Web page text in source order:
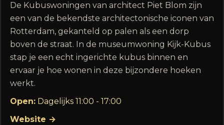
De Kubuswoningen van architect Piet Blom zijn
een van de bekendste architectonische iconen van
Rotterdam, gekanteld op palen als een dorp
boven de straat. In de museumwoning Kijk-Kubus
stap je een echt ingerichte kubus binnen en
ervaar je hoe wonen in deze bijzondere hoeken
werkt.
Open:Dagelijks 11:00 - 17:00
Website →